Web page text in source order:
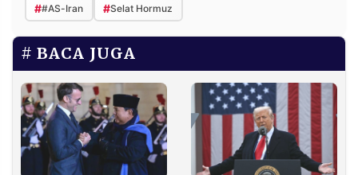
##AS-Iran #Selat Hormuz
BACA JUGA